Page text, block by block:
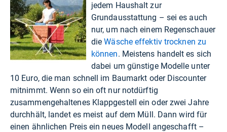
jedem Haushalt zur
Grundausstattung – sei es auch
nur, um nach einem Regenschauer
dieWäsche effektiv trocknen zu
können. Meistens handelt es sich
dabei um günstige Modelle unter
10 Euro, die man schnell im Baumarkt oder Discounter
mitnimmt. Wenn so ein oft nur notdürftig
zusammengehaltenes Klappgestell ein oder zwei Jahre
durchhält, landet es meist auf dem Müll. Dann wird für
einen ähnlichen Preis ein neues Modell angeschafft –